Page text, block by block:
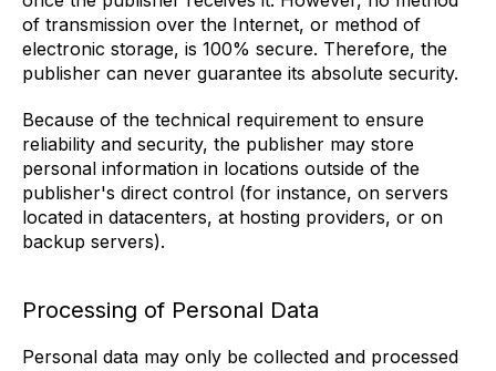
of transmission over the Internet, or method of
electronic storage, is 100% secure. Therefore, the
publisher can never guarantee its absolute security.
Because of the technical requirement to ensure
reliability and security, the publisher may store
personal information in locations outside of the
publisher's direct control (for instance, on servers
located in datacenters, at hosting providers, or on
backup servers).
Processing of Personal Data
Personal data may only be collected and processed